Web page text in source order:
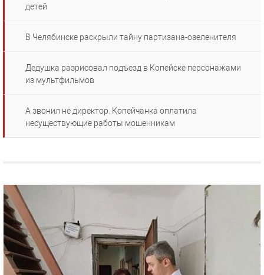
детей
В Челябинске раскрыли тайну партизана-озеленителя
Дедушка разрисовал подъезд в Копейске персонажами
из мультфильмов
А звонил не директор. Копейчанка оплатила
несуществующие работы мошенникам